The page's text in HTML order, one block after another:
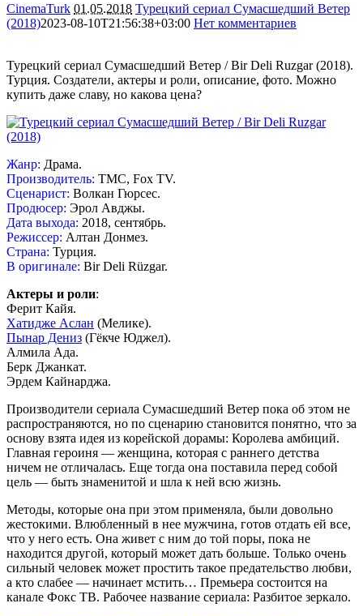
CinemaTurk 01.05.2018 Турецкий сериал Сумасшедший Ветер
(2018)2023-08-10T21:56:38+03:00 Нет комментариев
Турецкий сериал Сумасшедший Ветер / Bir Deli Ruzgar (2018).
Турция. Создатели, актеры и роли, описание, фото. Можно
купить даже славу, но какова цена?
Жанр: Драма.
Производитель: TMC, Fox TV.
Сценарист: Волкан Гюрсес.
Продюсер: Эрол Авджы.
Дата выхода: 2018, сентябрь.
Режиссер: Алтан Донмез.
Страна: Турция.
В оригинале: Bir Deli Rüzgar.
Актеры и роли:
Ферит Кайя.
Хатидже Аслан (Мелике).
Пынар Дениз (Гёкче Юджел).
Алмила Ада.
Берк Джанкат.
Эрдем Кайнарджа.
Производители сериала Сумасшедший Ветер пока об этом не
распространяются, но по сценарию становится понятно, что за
основу взята идея из корейской дорамы: Королева амбиций.
Главная героиня — женщина, которая с раннего детства
ничем не отличалась. Еще тогда она поставила перед собой
цель — быть знаменитой и шла к ней всю жизнь.
Методы, которые она при этом применяла, были довольно
жестокими. Влюбленный в нее мужчина, готов отдать ей все,
что у него есть. Она живет с ним до той поры, пока не
находится другой, который может дать больше. Только очень
сильный человек может простить такое предательство любви,
а кто слабее — начинает мстить… Премьера состоится на
канале Фокс ТВ. Рабочее название сериала: Разбитое зеркало.